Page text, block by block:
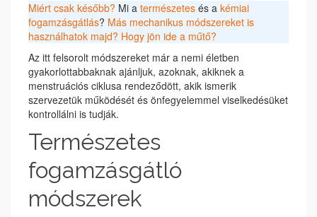
Miért csak később? Mi a természetes és a kémiai
fogamzásgátlás? Más mechanikus módszereket is
használhatok majd? Hogy jön ide a műtő?
Az itt felsorolt módszereket már a nemi életben
gyakorlottabbaknak ajánljuk, azoknak, akiknek a
menstruációs ciklusa rendeződött, akik ismerik
szervezetük működését és önfegyelemmel viselkedésüket
kontrollálni is tudják.
Természetes
fogamzásgátló
módszerek